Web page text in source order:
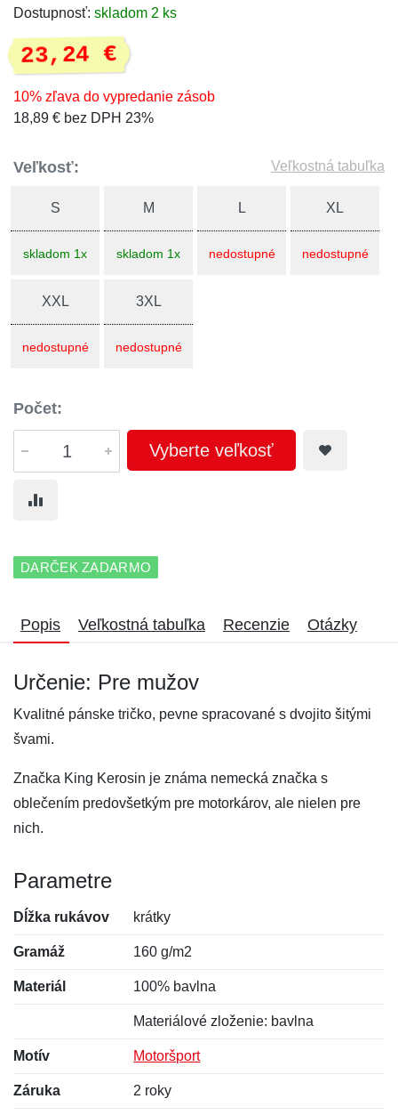
Dostupnosť: skladom 2 ks
23,24 €
10% zľava do vypredanie zásob
18,89 € bez DPH 23%
Veľkosť: Veľkostná tabuľka
S
skladom 1x
M
skladom 1x
L
nedostupné
XL
nedostupné
XXL
nedostupné
3XL
nedostupné
Počet:
Vyberte veľkosť
DARČEK ZADARMO
Popis Veľkostná tabuľka Recenzie Otázky
Určenie: Pre mužov
Kvalitné pánske tričko, pevne spracované s dvojito šitými
švami.
Značka King Kerosin je známa nemecká značka s
oblečením predovšetkým pre motorkárov, ale nielen pre
nich.
Parametre
Dĺžka rukávov krátky
Gramáž 160 g/m2
Materiál 100% bavlna
Materiálové zloženie: bavlna
Motív Motoršport
Záruka 2 roky